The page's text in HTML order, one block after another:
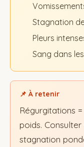
Stagnation
Pleurs
Sang dans
📌 À retenir
Régurgitations
poids.
stagnation